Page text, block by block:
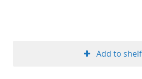
Add to shelf